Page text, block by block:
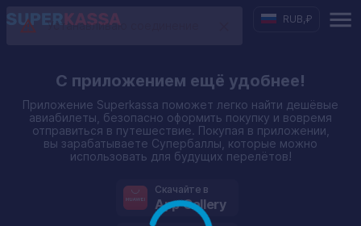
RUB,₽
Устанавливаю соединение
С приложением ещё удобнее!
Приложение Superkassa поможет легко найти дешёвые
авиабилеты, безопасно оформить покупку и вовремя
отправиться в путешествие. Покупая в приложении,
вы зарабатываете Супербаллы, которые можно
использовать для будущих перелётов!
Скачайте в
App Gallery